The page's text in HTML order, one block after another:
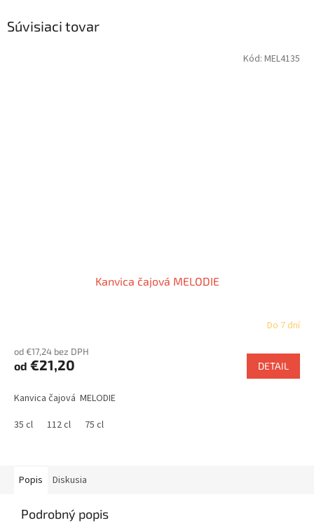
Súvisiaci tovar
Kanvica čajová MELODIE
Do 7 dní
od €17,24 bez DPH
od €21,20 DETAIL
Kanvica čajová MELODIE
35 cl
112 cl 75 cl
Kód: MEL4135
Popis Diskusia
Podrobný popis